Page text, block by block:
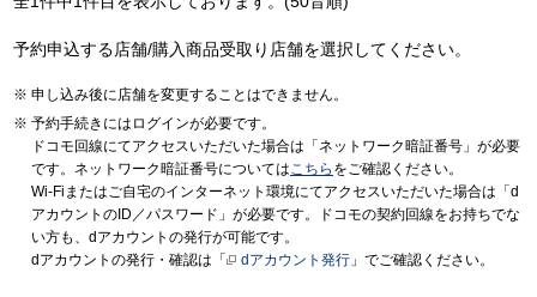
予約申込する店舗/購入商品受取り店舗を選択してください。
申し込み後に店舗を変更することはできません。
予約手続きにはログインが必要です。
ドコモ回線にてアクセスいただいた場合は「ネットワーク暗証番号」が必要
です。ネットワーク暗証番号についてはこちら をご確認ください。
Wi-Fiまたはご自宅のインターネット環境にてアクセスいただいた場合は「d
アカウントのID／パスワード」が必要です。ドコモの契約回線をお持ちでな
い方も、dアカウントの発行が可能です。
dアカウントの発行・確認は「
dアカウント発行 」でご確認ください。